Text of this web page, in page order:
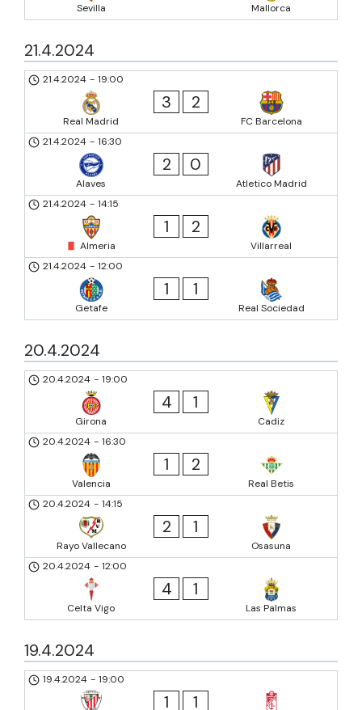
Sevilla Mallorca
21.4.2024
21.4.2024 - 19:00
Real Madrid
3 2
FC Barcelona
21.4.2024 - 16:30
Alaves
2 0
Atletico Madrid
21.4.2024 - 14:15
Almeria
1 2
Villarreal
21.4.2024 - 12:00
Getafe
1 1
Real Sociedad
20.4.2024
20.4.2024 - 19:00
Girona
4 1
Cadiz
20.4.2024 - 16:30
Valencia
1 2
Real Betis
20.4.2024 - 14:15
Rayo Vallecano
2 1
Osasuna
20.4.2024 - 12:00
Celta Vigo
4 1
Las Palmas
19.4.2024
19.4.2024 - 19:00
1 1